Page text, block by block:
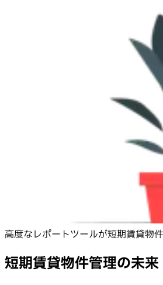
高度なレポートツールが短期賃貸物
短期賃貸物件管理の未来